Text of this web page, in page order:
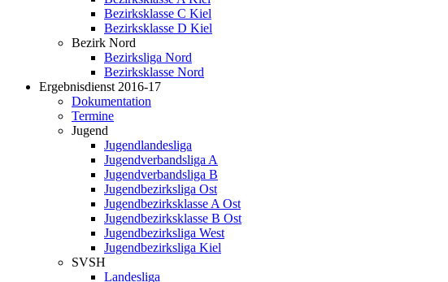
Bezirksklasse C Kiel
Bezirksklasse D Kiel
Bezirk Nord
Bezirksliga Nord
Bezirksklasse Nord
Ergebnisdienst 2016-17
Dokumentation
Termine
Jugend
Jugendlandesliga
Jugendverbandsliga A
Jugendverbandsliga B
Jugendbezirksliga Ost
Jugendbezirksklasse A Ost
Jugendbezirksklasse B Ost
Jugendbezirksliga West
Jugendbezirksliga Kiel
SVSH
Landesliga